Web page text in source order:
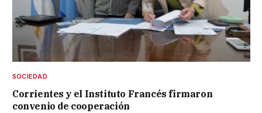
SOCIEDAD
Corrientes y el Instituto Francés firmaron
convenio de cooperación